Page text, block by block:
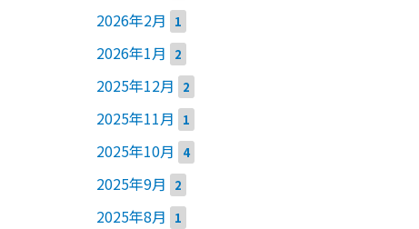
2026年2月 1
2026年1月 2
2025年12月 2
2025年11月 1
2025年10月 4
2025年9月 2
2025年8月 1